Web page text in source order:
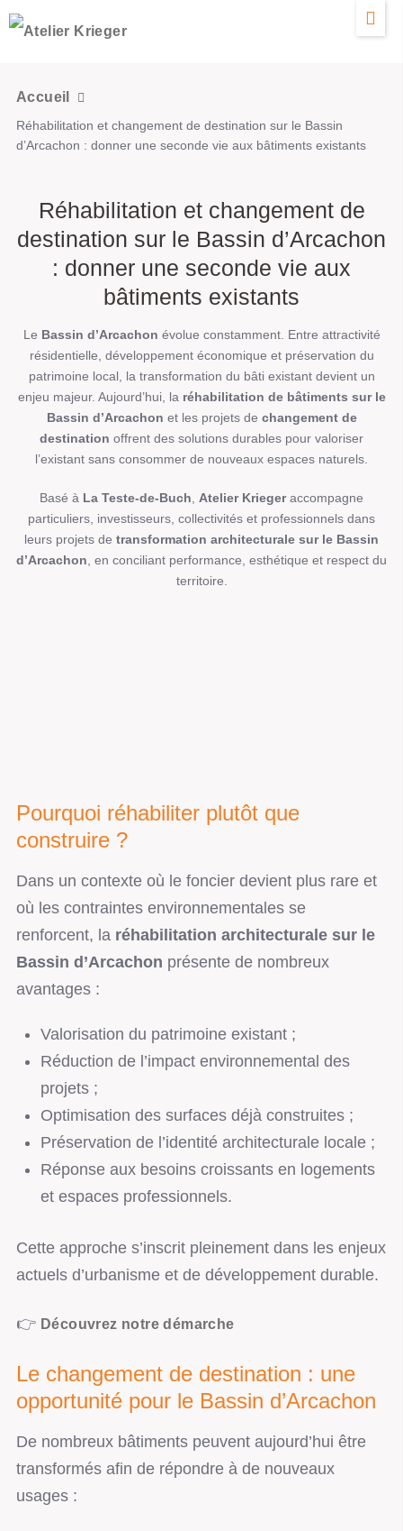
Accueil
Réhabilitation et changement de destination sur le Bassin
d’Arcachon : donner une seconde vie aux bâtiments existants
Réhabilitation et changement de
destination sur le Bassin d’Arcachon
: donner une seconde vie aux
bâtiments existants
Le Bassin d’Arcachon évolue constamment. Entre attractivité
résidentielle, développement économique et préservation du
patrimoine local, la transformation du bâti existant devient un
enjeu majeur. Aujourd’hui, la réhabilitation de bâtiments sur le
Bassin d’Arcachon et les projets de changement de
destination offrent des solutions durables pour valoriser
l’existant sans consommer de nouveaux espaces naturels.
Basé à La Teste-de-Buch Atelier Kriegeraccompagne
particuliers, investisseurs, collectivités et professionnels dans
leurs projets de transformation architecturale sur le Bassin
d’Arcachon , en conciliant performance, esthétique et respect du
territoire.
Pourquoi réhabiliter plutôt que
construire ?
Dans un contexte où le foncier devient plus rare et
où les contraintes environnementales se
renforcent, la réhabilitation architecturale sur le
Bassin d’Arcachon présente de nombreux
avantages :
Valorisation du patrimoine existant ;
Réduction de l’impact environnemental des
projets ;
Optimisation des surfaces déjà construites ;
Préservation de l’identité architecturale locale ;
Réponse aux besoins croissants en logements
et espaces professionnels.
Cette approche s’inscrit pleinement dans les enjeux
actuels d’urbanisme et de développement durable.
👉 Découvrez notre démarche
Le changement de destination : une
opportunité pour le Bassin d’Arcachon
De nombreux bâtiments peuvent aujourd’hui être
transformés afin de répondre à de nouveaux
usages :